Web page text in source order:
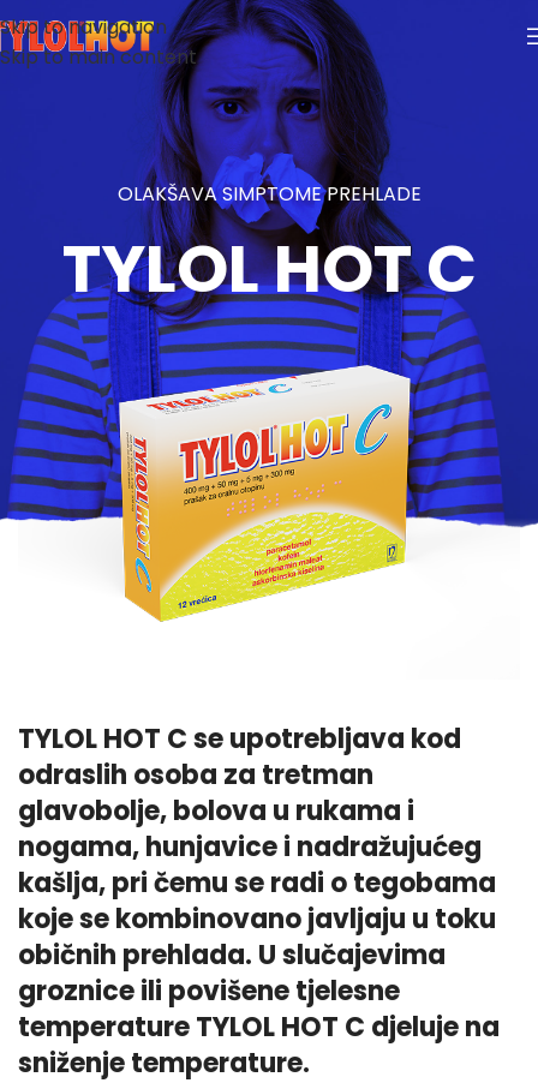
Skip to navigation
Skip to main content
TYLOL HOT C
OLAKŠAVA SIMPTOME PREHLADE
TYLOL HOT C se upotrebljava kod
odraslih osoba za tretman
glavobolje, bolova u rukama i
nogama, hunjavice i nadražujućeg
kašlja, pri čemu se radi o tegobama
koje se kombinovano javljaju u toku
običnih prehlada. U slučajevima
groznice ili povišene tjelesne
temperature TYLOL HOT C djeluje na
sniženje temperature.